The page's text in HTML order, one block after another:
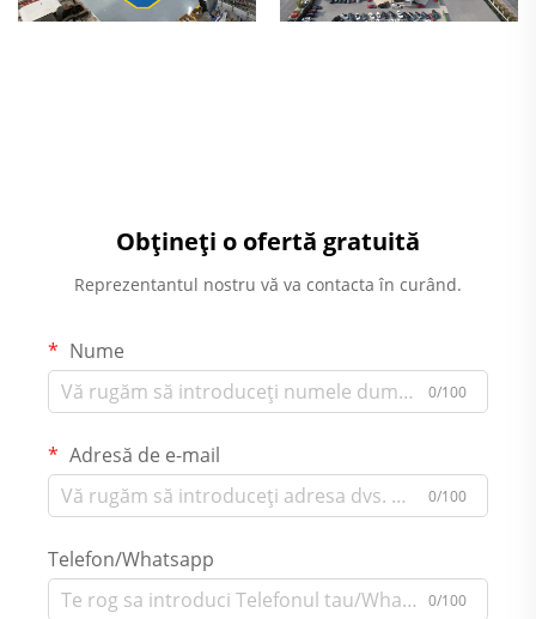
Obțineți o ofertă gratuită
Reprezentantul nostru vă va contacta în curând.
Nume
0/100
Adresă de e-mail
0/100
Telefon/Whatsapp
0/100